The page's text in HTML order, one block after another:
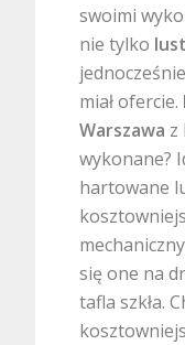
swoimi
nie tylko
jednocześnie
miał ofercie.
Warszawa z
wykonane?
hartowane
się one na
tafla szkła.